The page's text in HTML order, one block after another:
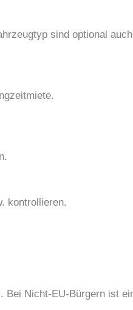
sind optional
kontrollieren.
Nicht-EU-Bürgern ist